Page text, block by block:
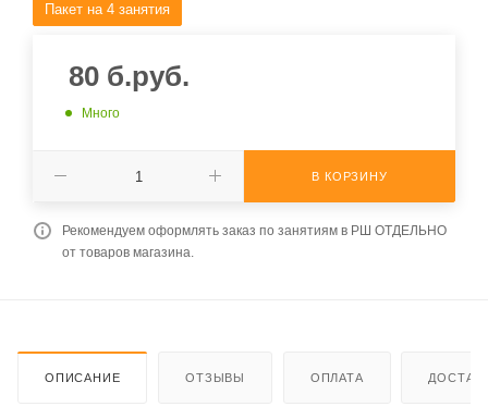
Пакет на 4 занятия
80 б.руб.
Много
В КОРЗИНУ
Рекомендуем оформлять заказ по занятиям в РШ ОТДЕЛЬНО
от товаров магазина.
ОПИСАНИЕ ОТЗЫВЫ ОПЛАТА